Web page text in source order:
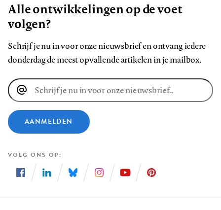
Alle ontwikkelingen op de voet
volgen?
Schrijf je nu in voor onze nieuwsbrief en ontvang iedere
donderdag de meest opvallende artikelen in je mailbox.
E-
mailadres
AANMELDEN
VOLG ONS OP
ons
ons
ons
ons
ons
ons